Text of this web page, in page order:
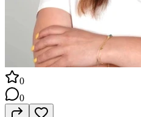
0
0